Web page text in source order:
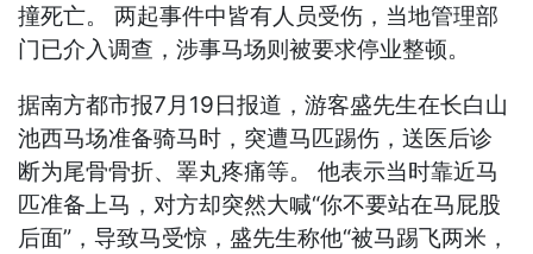
撞死亡。 两起事件中皆有人员受伤，当地管理部
门已介入调查，涉事马场则被要求停业整顿。
据南方都市报7月19日报道，游客盛先生在长白山
池西马场准备骑马时，突遭马匹踢伤，送医后诊
断为尾骨骨折、睪丸疼痛等。 他表示当时靠近马
匹准备上马，对方却突然大喊“你不要站在马屁股
后面”，导致马受惊，盛先生称他“被马踢飞两米，